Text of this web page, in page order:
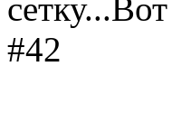
#42